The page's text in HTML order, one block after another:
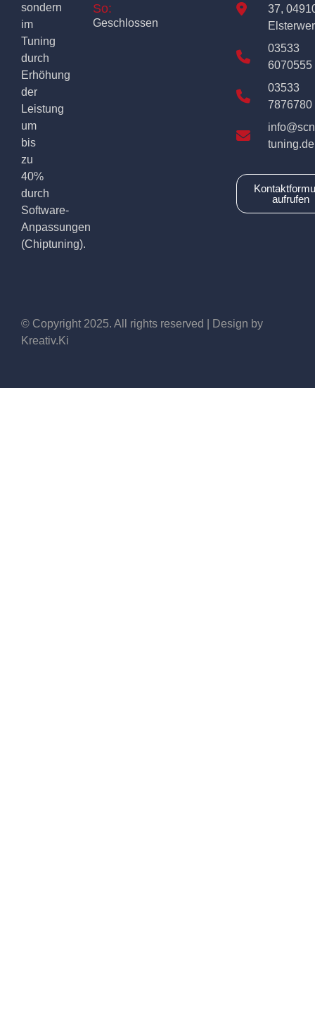
sondern
im
Tuning
durch
Erhöhung
der
Leistung
um
bis
zu
40%
durch
Software-
Anpassungen
(Chiptuning).
So:
Geschlossen
37,
03533
6070555
03533
7876780
tuning.de
aufrufen
© Copyright 2025. All rights reserved | Design by
Kreativ.Ki